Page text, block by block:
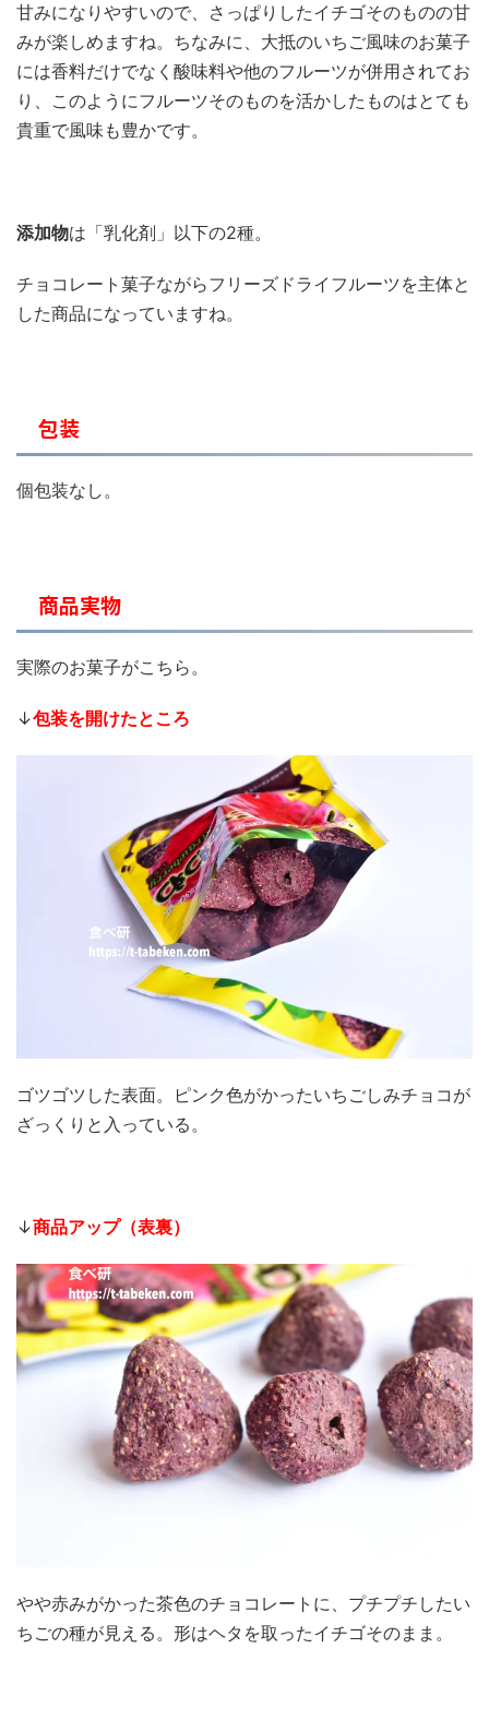
甘みになりやすいので、さっぱりしたイチゴそのものの甘
みが楽しめますね。ちなみに、大抵のいちご風味のお菓子
には香料だけでなく酸味料や他のフルーツが併用されてお
り、このようにフルーツそのものを活かしたものはとても
貴重で風味も豊かです。
添加物は「乳化剤」以下の2種。
チョコレート菓子ながらフリーズドライフルーツを主体と
した商品になっていますね。
包装
個包装なし。
商品実物
実際のお菓子がこちら。
↓包装を開けたところ
ゴツゴツした表面。ピンク色がかったいちごしみチョコが
ざっくりと入っている。
↓商品アップ（表裏）
やや赤みがかった茶色のチョコレートに、プチプチしたい
ちごの種が見える。形はヘタを取ったイチゴそのまま。